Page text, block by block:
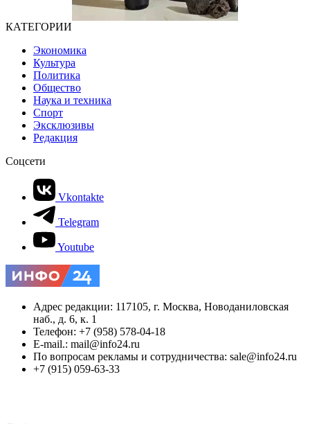
КАТЕГОРИИ
Экономика
Культура
Политика
Общество
Наука и техника
Спорт
Эксклюзивы
Редакция
Соцсети
Vkontakte
Telegram
Youtube
Адрес редакции: 117105, г. Москва, Новоданиловская
наб., д. 6, к. 1
Телефон: +7 (958) 578-04-18
E-mail.: mail@info24.ru
По вопросам рекламы и сотрудничества: sale@info24.ru
+7 (915) 059-63-33